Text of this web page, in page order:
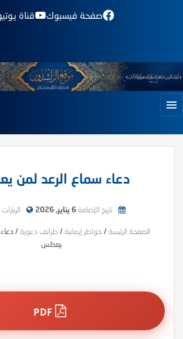
صفحة فيسبوك قناة
دعاء سماع الرعد لمن
تاريخ الإضافة6 يناير, 2026 الزيارات :
الصفحة الرئيسة / خواطر إيمانية / طرائف دعوية /
يعطس